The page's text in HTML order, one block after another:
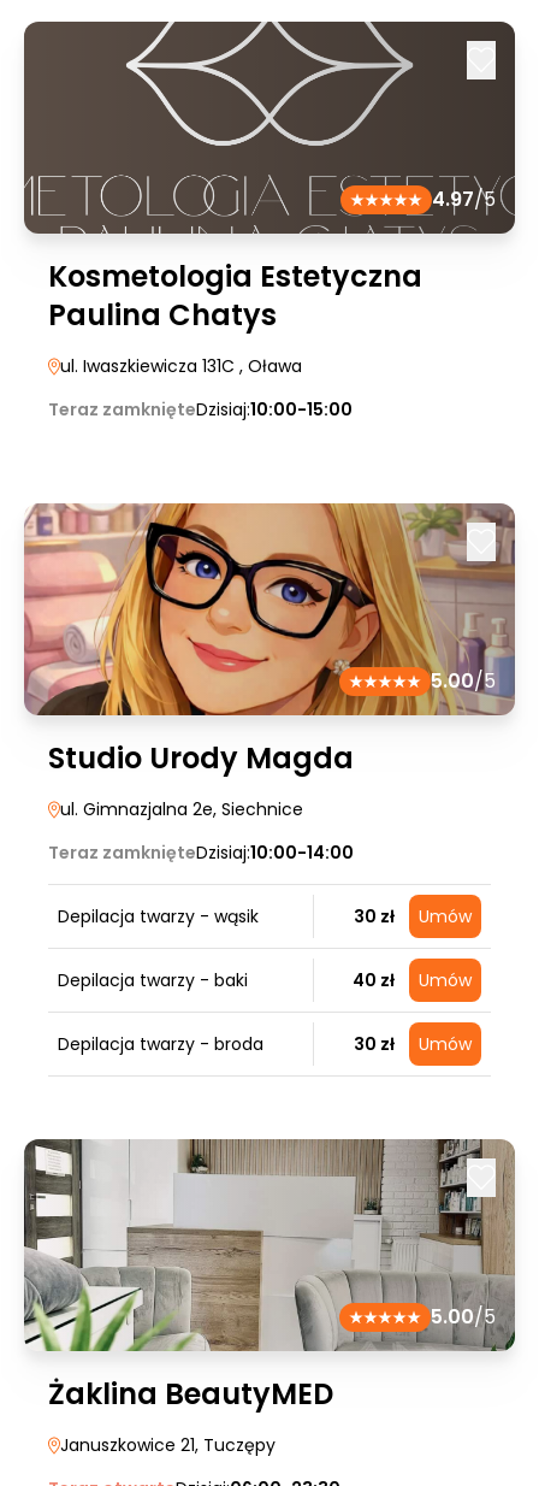
4.97/5
Kosmetologia Estetyczna
Paulina Chatys
ul. Iwaszkiewicza 131C , Oława
Teraz zamknięteDzisiaj:10:00-15:00
5.00/5
Studio Urody Magda
ul. Gimnazjalna 2e, Siechnice
Teraz zamknięteDzisiaj:10:00-14:00
Depilacja twarzy - wąsik 30 zł Umów
Depilacja twarzy - baki 40 zł Umów
Depilacja twarzy - broda 30 zł Umów
5.00/5
Żaklina BeautyMED
Januszkowice 21, Tuczępy